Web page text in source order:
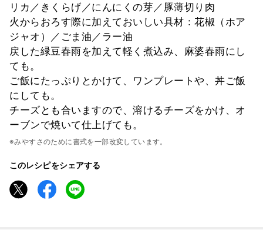
リカ／きくらげ／にんにくの芽／豚薄切り肉
火からおろす際に加えておいしい具材：花椒（ホア
ジャオ）／ごま油／ラー油
戻した緑豆春雨を加えて軽く煮込み、麻婆春雨にし
ても。
ご飯にたっぷりとかけて、ワンプレートや、丼ご飯
にしても。
チーズとも合いますので、溶けるチーズをかけ、オ
ーブンで焼いて仕上げても。
※みやすさのために書式を一部改変しています。
このレシピをシェアする